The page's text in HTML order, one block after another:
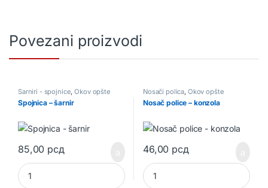
Povezani proizvodi
Šarniri - spojnice,Okov opšte
namene
Spojnica – šarnir
85,00 рсд
Spojnica - šarnir quantity
Nosači polica, Okov opšte
namene
Nosač police – konzola
46,00 рсд
Nosač police - konzola